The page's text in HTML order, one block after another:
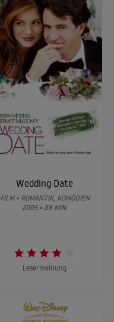
Wedding Date
FILM • ROMANTIK, KOMÖDIEN
2005 • 88 MIN.
Lesermeinung